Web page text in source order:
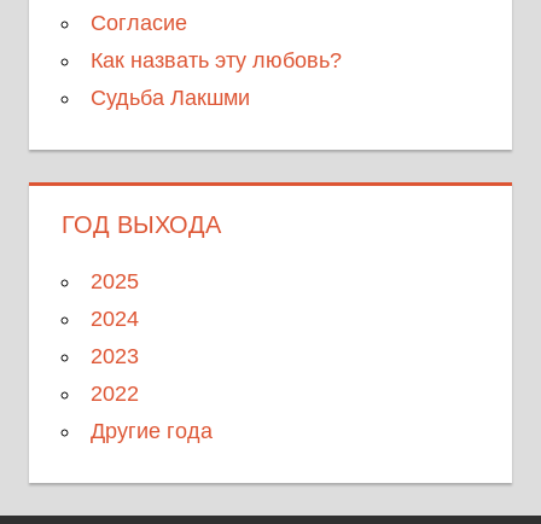
Согласие
Как назвать эту любовь?
Судьба Лакшми
ГОД ВЫХОДА
2025
2024
2023
2022
Другие года